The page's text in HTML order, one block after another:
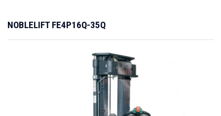
NOBLELIFT FE4P16Q-35Q